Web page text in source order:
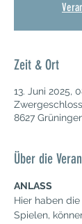
Zeit & Ort
13. Juni 2025,
8627
Über die
ANLASS
Hier haben
Spielen,